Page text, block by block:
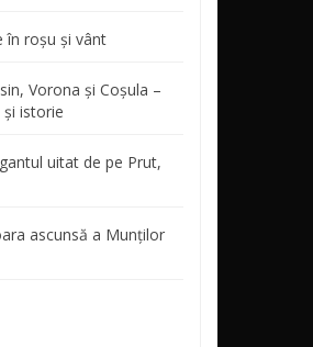
în roșu și vânt
Vorona și Coșula –
și istorie
uitat de pe Prut,
ascunsă a Munților